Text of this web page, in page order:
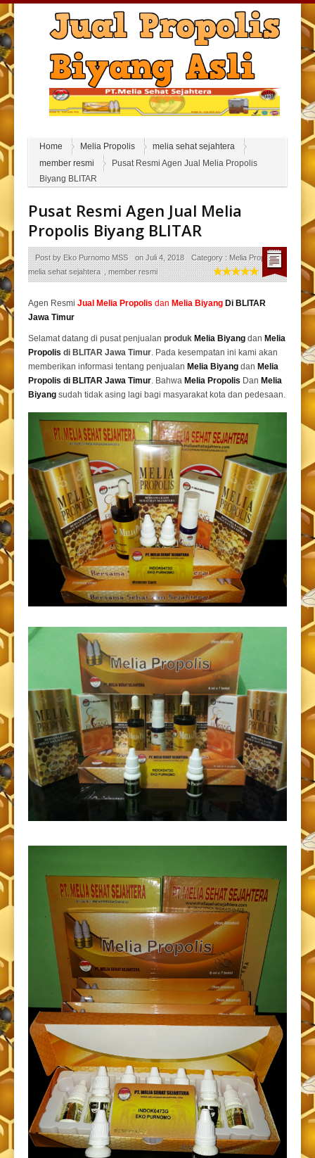
Home Melia Propolis
melia sehat sejahtera
member resmi
Pusat Resmi Agen Jual Melia Propolis
Biyang BLITAR
Pusat Resmi Agen Jual Melia
Propolis Biyang BLITAR
Post byEko Purnomo MSS onJuli 4, 2018 Category :Melia Propolis ,
melia sehat sejahtera ,member resmi
Agen Resmi Jual Melia Propolis dan Melia Biyang Di BLITAR
Jawa Timur
Selamat datang di pusat penjualan produk Melia Biyang dan Melia
Propolis di BLITAR Jawa Timur. Pada kesempatan ini kami akan
memberikan informasi tentang penjualan Melia Biyang dan Melia
Propolis di BLITAR Jawa Timur. Bahwa Melia Propolis Dan Melia
Biyang sudah tidak asing lagi bagi masyarakat kota dan pedesaan.